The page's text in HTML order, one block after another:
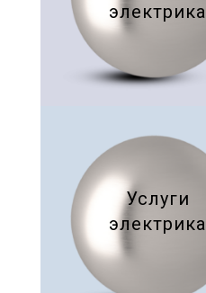
электрика
Услуги
электрика